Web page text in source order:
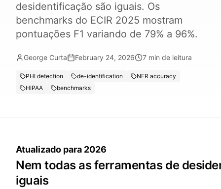
desidentificação são iguais. Os
benchmarks do ECIR 2025 mostram
pontuações F1 variando de 79% a 96%.
George Curta February 24, 2026 7 min de leitura
PHI detection de-identification
NER accuracy
HIPAA
benchmarks
Atualizado para 2026
Nem todas as ferramentas de
iguais